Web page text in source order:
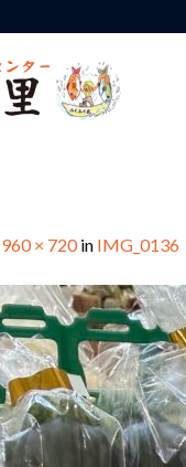
960 × 720in IMG_0136